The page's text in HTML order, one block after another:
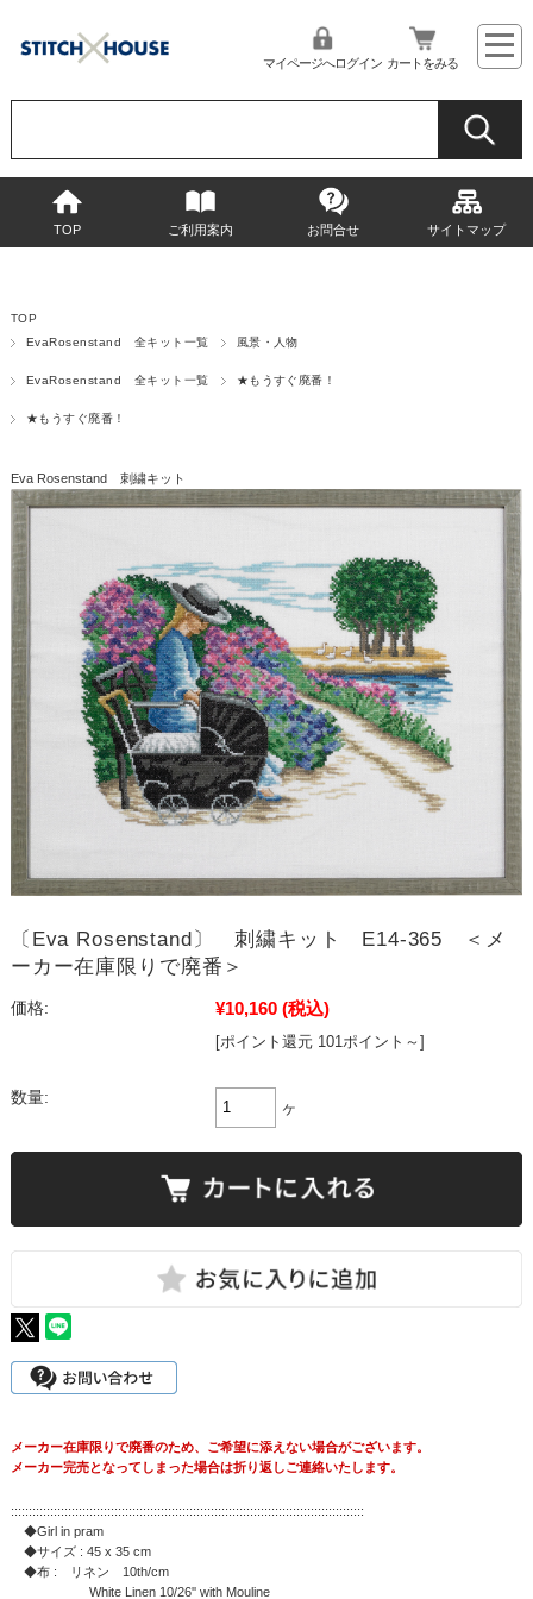
マイページへログイン カートをみる
TOP ご利用案内 お問合せ サイトマップ
TOP
EvaRosenstand 全キット一覧
風景・人物
EvaRosenstand 全キット一覧 ★もうすぐ廃番！
★もうすぐ廃番！
Eva Rosenstand 刺繍キット
〔Eva Rosenstand〕 刺繍キット E14-365 ＜メ
ーカー在庫限りで廃番＞
価格: ¥10,160 (税込)
[ポイント還元 101ポイント～]
数量:
ヶ
メーカー在庫限りで廃番のため、ご希望に添えない場合がございます。
メーカー完売となってしまった場合は折り返しご連絡いたします。
:::::::::::::::::::::::::::::::::::::::::::::::::::::::::::::::::::::::::::::::::::::::::::::::::::
◆Girl in pram
◆サイズ : 45 x 35 cm
◆布 : リネン 10th/cm
White Linen 10/26'' with Mouline